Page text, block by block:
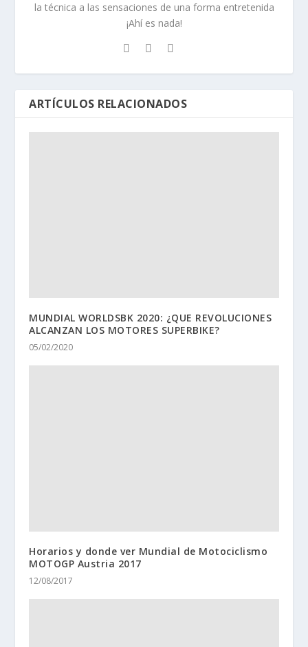
la técnica a las sensaciones de una forma entretenida
¡Ahí es nada!
ARTÍCULOS RELACIONADOS
MUNDIAL WORLDSBK 2020: ¿QUE REVOLUCIONES
ALCANZAN LOS MOTORES SUPERBIKE?
05/02/2020
Horarios y donde ver Mundial de Motociclismo
MOTOGP Austria 2017
12/08/2017